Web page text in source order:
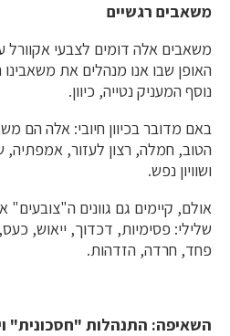
משאבים רגשיים
משאבים אלה דומים לצבעי אקוורל
האופן שבו אנו מנהלים את משאבינו
נוסף המעניק נטייה, כיוון.
באם מדובר בכיוון חיובי: אלה הם
הטוב, חמלה, רצון לעזור, אמפתיה,
ושוויון נפש.
אולם, קיימים גם גוונים ה"צובעים"
שלילי: פסימיות, דכדוך, ייאוש,
פחד, חרדה, הזדהות.
השאיפה: התנהלות "חסכונית"